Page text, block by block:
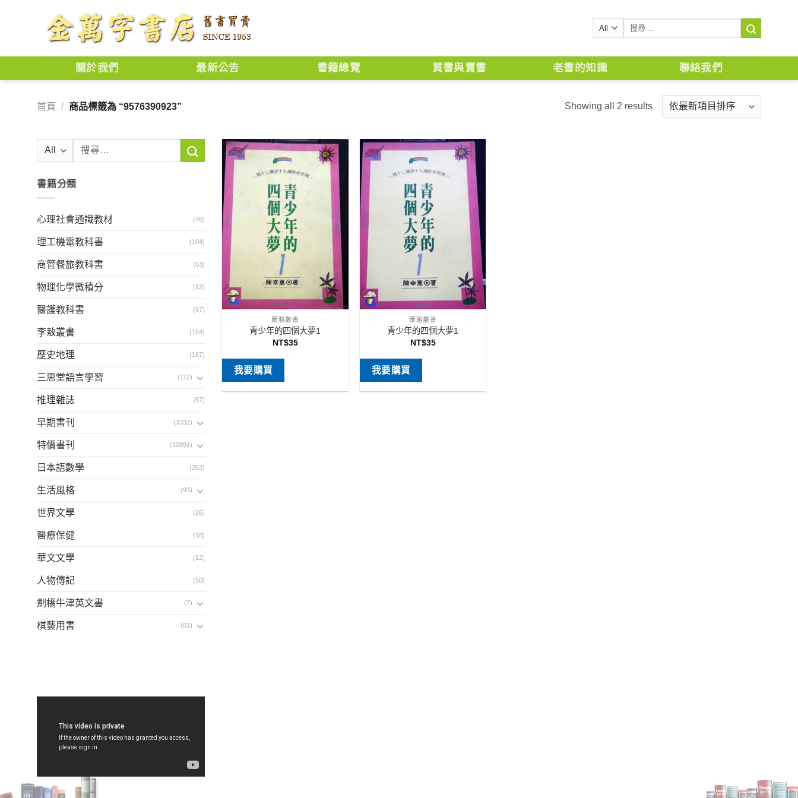
搜
鍵
關於我們 最新公告 書籍總覽 買書與賣書 老書的知識 聯絡我們
首頁 / 商品標籤為 “9576390923” Showing all 2 results
搜
鍵
書籍分類
心理社會通識教材 (46)
理工機電教科書 (104)
商管餐旅教科書 (63)
物理化學微積分 (12)
醫護教科書 (67)
李敖叢書 (154)
歷史地理 (167)
三思堂語言學習 (112)
推理雜誌 (67)
早期書刊 (3332)
特價書刊 (10891)
日本語數學 (263)
生活風格 (93)
世界文學 (26)
醫療保健 (18)
華文文學 (12)
人物傳記 (50)
劍橋牛津英文書 (7)
棋藝用書 (61)
爾雅叢書
青少年的四個大夢1
NT$35
我要購買
爾雅叢書
青少年的四個大夢1
NT$35
我要購買